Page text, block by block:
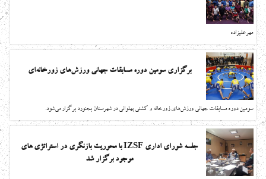
مهرعليزاده
برگزاری سومین دوره مسابقات جهانی ورزش‌های زورخانه‌ای
سومين دوره مسابقات جهاني ورزش‌‌هاي زورخانه و كشتي پهلواني در شهرستان بجنورد برگزار مي‌شود.
جلسه شورای اداری IZSF با محوریت بازنگری در استراتژی های
موجود برگزار شد